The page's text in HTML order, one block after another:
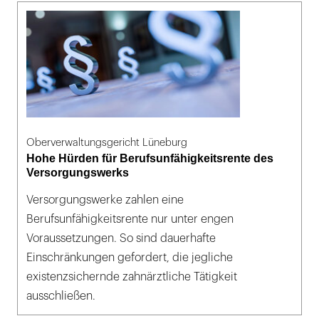
Oberverwaltungsgericht Lüneburg
Hohe Hürden für Berufsunfähigkeitsrente des
Versorgungswerks
Versorgungswerke zahlen eine
Berufsunfähigkeitsrente nur unter engen
Voraussetzungen. So sind dauerhafte
Einschränkungen gefordert, die jegliche
existenzsichernde zahnärztliche Tätigkeit
ausschließen.